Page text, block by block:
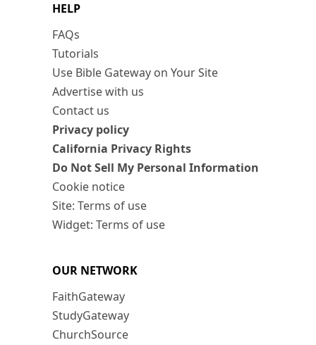
HELP
FAQs
Tutorials
Use Bible Gateway on Your Site
Advertise with us
Contact us
Privacy policy
California Privacy Rights
Do Not Sell My Personal Information
Cookie notice
Site: Terms of use
Widget: Terms of use
OUR NETWORK
FaithGateway
StudyGateway
ChurchSource